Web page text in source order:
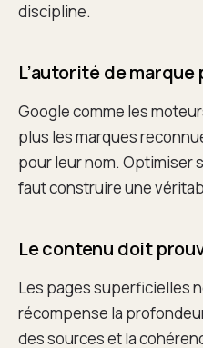
discipline.
L’autorité de marque
Google comme les
plus les marques
pour leur nom. Optimiser
faut construire une
Le contenu doit
Les pages superficielles
récompense la
des sources et la